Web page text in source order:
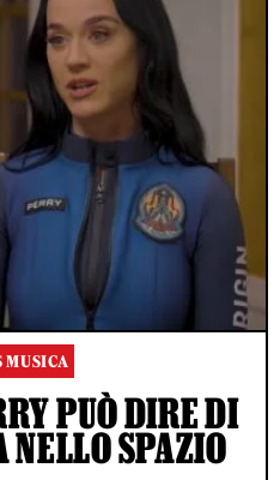
MUSICA
PUÒ DIRE DI
NELLO SPAZIO